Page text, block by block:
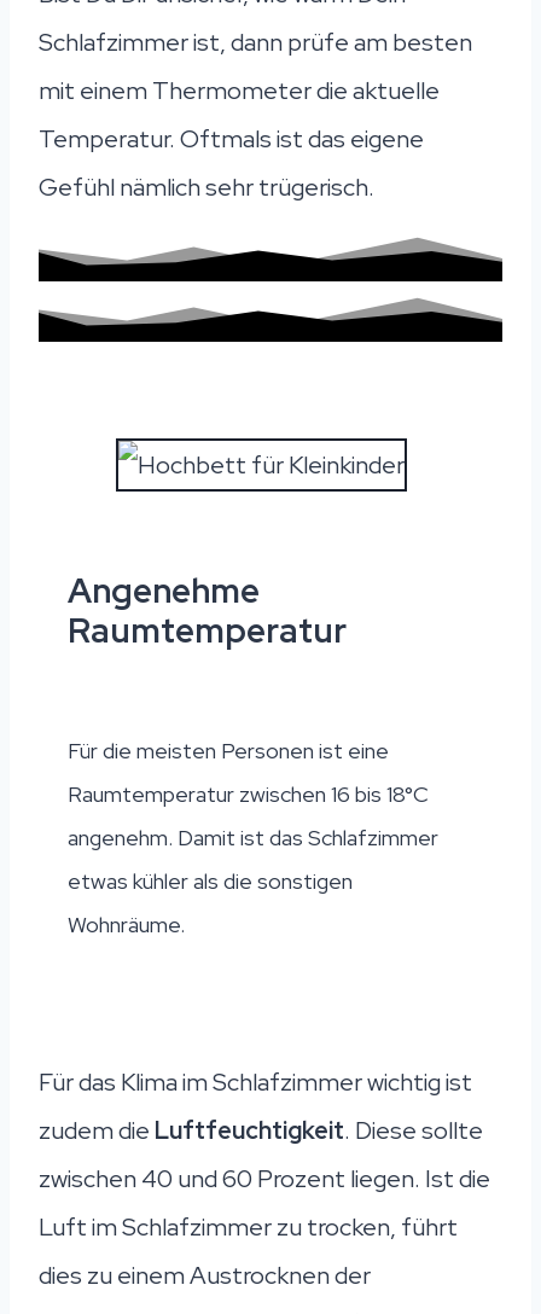
Schlafzimmer ist, dann prüfe am besten
mit einem Thermometer die aktuelle
Temperatur. Oftmals ist das eigene
Gefühl nämlich sehr trügerisch.
Angenehme
Raumtemperatur
Für die meisten Personen ist eine
Raumtemperatur zwischen 16 bis 18°C
angenehm. Damit ist das Schlafzimmer
etwas kühler als die sonstigen
Wohnräume.
Für das Klima im Schlafzimmer wichtig ist
zudem die Luftfeuchtigkeit. Diese sollte
zwischen 40 und 60 Prozent liegen. Ist die
Luft im Schlafzimmer zu trocken, führt
dies zu einem Austrocknen der